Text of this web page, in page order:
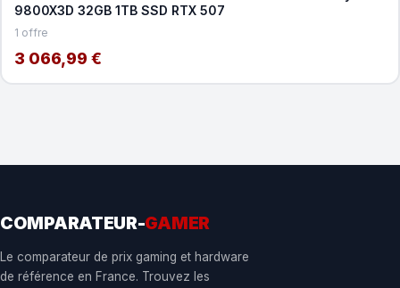
9800X3D 32GB 1TB SSD RTX 507
1 offre
3 066,99 €
COMPARATEUR-GAMER
Le comparateur de prix gaming et hardware
de référence en France. Trouvez les